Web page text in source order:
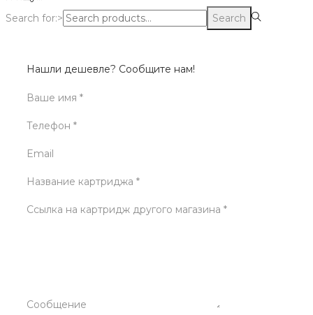
Search for:>
Search
Нашли дешевле? Сообщите нам!
Ваше имя *
Телефон *
Email
Название картриджа *
Ссылка на картридж другого магазина *
Сообщение